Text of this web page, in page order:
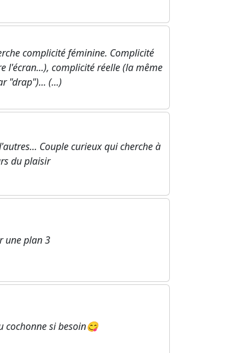
complicité féminine. Complicité
l'écran...), complicité réelle (la même
"drap")... (...)
Couple curieux qui cherche à
du plaisir
une plan 3
cochonne si besoin😋